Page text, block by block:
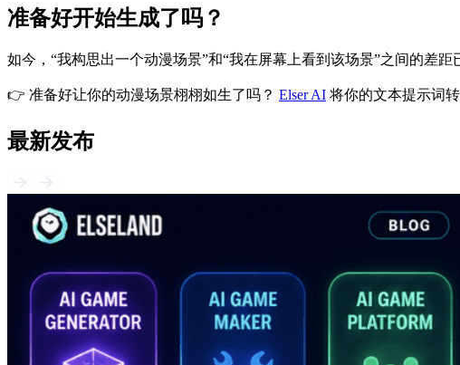
准备好开始生成了吗？
如今，“我构思出一个动漫场景”和“我在屏幕上看到该场景”之间的差
👉 准备好让你的动漫场景栩栩如生了吗？ Elser AI 将你的文本提示词
最新发布